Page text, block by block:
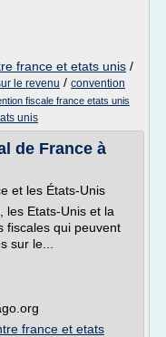
france et etats unis /
le revenu / convention
fiscale france etats unis
unis
de France à
et les États-Unis
les Etats-Unis et la
fiscales qui peuvent
sur le...
france et etats